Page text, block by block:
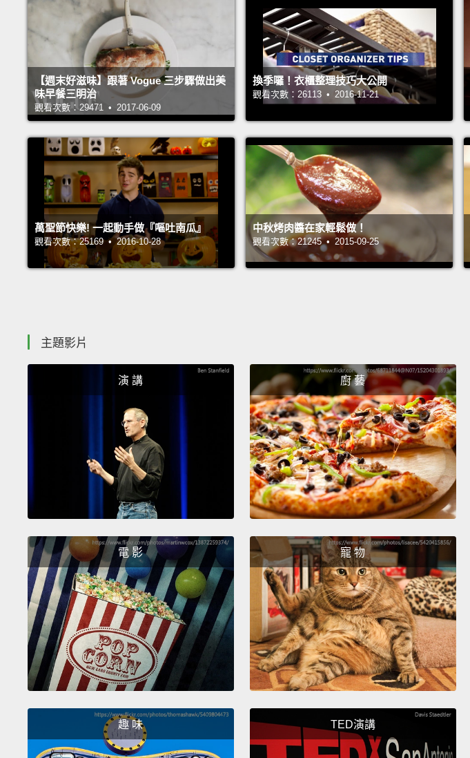
【週末好滋味】跟著 Vogue 三步驟做出美
味早餐三明治
觀看次數：29471 • 2017-06-09
換季囉！衣櫃整理技巧大公開
觀看次數：26113 • 2016-11-21
萬聖節快樂! 一起動手做『嘔吐南瓜』
觀看次數：25169 • 2016-10-28
中秋烤肉醬在家輕鬆做！
觀看次數：21245 • 2015-09-25
主題影片
演 講 廚 藝
電 影 寵 物
趣 味 TED演講